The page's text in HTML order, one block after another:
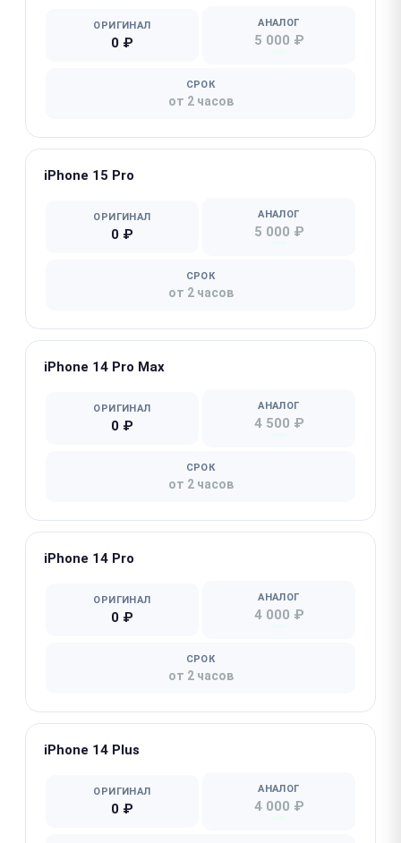
ОРИГИНАЛ
0 ₽
АНАЛОГ
5 000 ₽
СРОК
от 2 часов
iPhone 15 Pro
ОРИГИНАЛ
0 ₽
АНАЛОГ
5 000 ₽
СРОК
от 2 часов
iPhone 14 Pro Max
ОРИГИНАЛ
0 ₽
АНАЛОГ
4 500 ₽
СРОК
от 2 часов
iPhone 14 Pro
ОРИГИНАЛ
0 ₽
АНАЛОГ
4 000 ₽
СРОК
от 2 часов
iPhone 14 Plus
ОРИГИНАЛ
0 ₽
АНАЛОГ
4 000 ₽